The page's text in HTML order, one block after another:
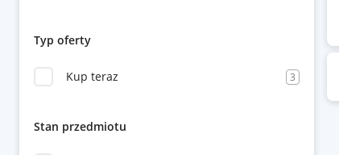
Typ oferty
Kup teraz 3
Stan przedmiotu